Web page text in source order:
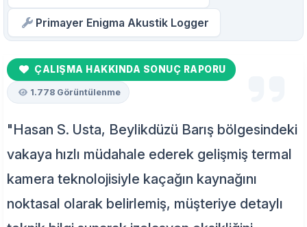
Primayer Enigma Akustik Logger
ÇALIŞMA HAKKINDA SONUÇ RAPORU
1.778 Görüntülenme
"Hasan S. Usta, Beylikdüzü Barış bölgesindeki
vakaya hızlı müdahale ederek gelişmiş termal
kamera teknolojisiyle kaçağın kaynağını
noktasal olarak belirlemiş, müşteriye detaylı